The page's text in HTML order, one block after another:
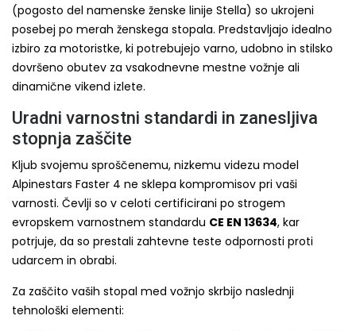
(pogosto del namenske ženske linije Stella) so ukrojeni
posebej po merah ženskega stopala. Predstavljajo idealno
izbiro za motoristke, ki potrebujejo varno, udobno in stilsko
dovršeno obutev za vsakodnevne mestne vožnje ali
dinamične vikend izlete.
Uradni varnostni standardi in zanesljiva
stopnja zaščite
Kljub svojemu sproščenemu, nizkemu videzu model
Alpinestars Faster 4 ne sklepa kompromisov pri vaši
varnosti. Čevlji so v celoti certificirani po strogem
evropskem varnostnem standardu CE EN 13634, kar
potrjuje, da so prestali zahtevne teste odpornosti proti
udarcem in obrabi.
Za zaščito vaših stopal med vožnjo skrbijo naslednji
tehnološki elementi: